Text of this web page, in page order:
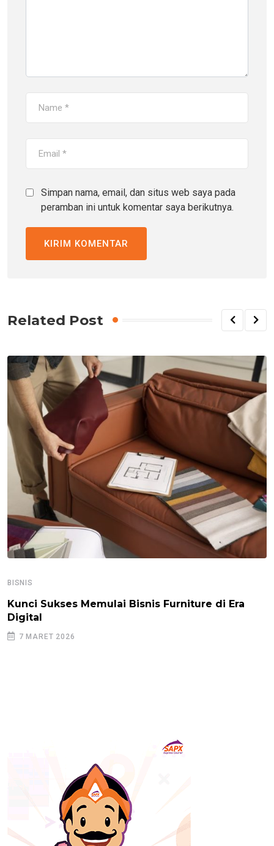
Simpan nama, email, dan situs web saya pada
peramban ini untuk komentar saya berikutnya.
Related Post
BISNIS
Kunci Sukses Memulai Bisnis Furniture di Era
Digital
7 MARET 2026